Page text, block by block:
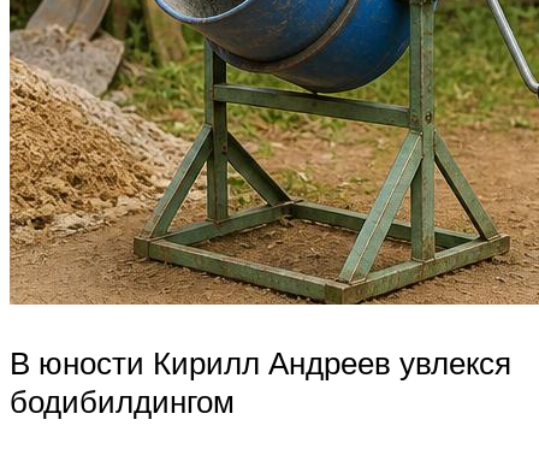
В юности Кирилл Андреев увлекся
бодибилдингом